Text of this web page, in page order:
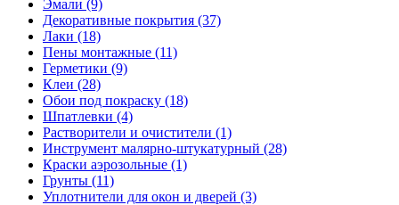
Эмали (9)
Декоративные покрытия (37)
Лаки (18)
Пены монтажные (11)
Герметики (9)
Клеи (28)
Обои под покраску (18)
Шпатлевки (4)
Растворители и очистители (1)
Инструмент малярно-штукатурный (28)
Краски аэрозольные (1)
Грунты (11)
Уплотнители для окон и дверей (3)